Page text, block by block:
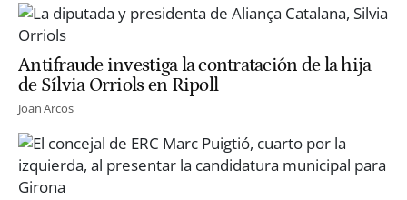
Antifraude investiga la contratación de la hija
de Sílvia Orriols en Ripoll
Joan Arcos